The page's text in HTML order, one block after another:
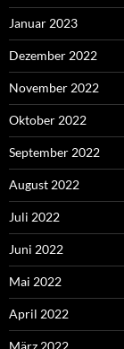
Januar 2023
Dezember 2022
November 2022
Oktober 2022
September 2022
August 2022
Juli 2022
Juni 2022
Mai 2022
April 2022